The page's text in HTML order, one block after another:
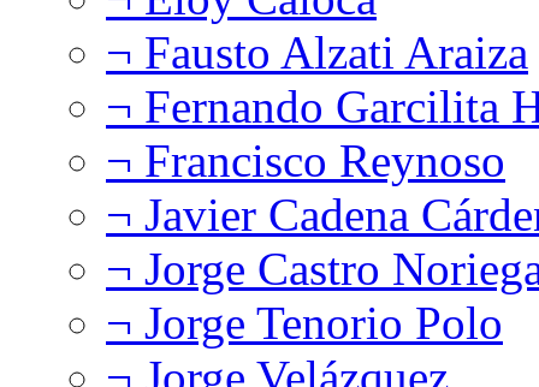
¬ Fausto Alzati Araiza
¬ Fernando Garcilita
¬ Francisco Reynoso
¬ Javier Cadena
¬ Jorge Castro
¬ Jorge Tenorio Polo
¬ Jorge Velázquez